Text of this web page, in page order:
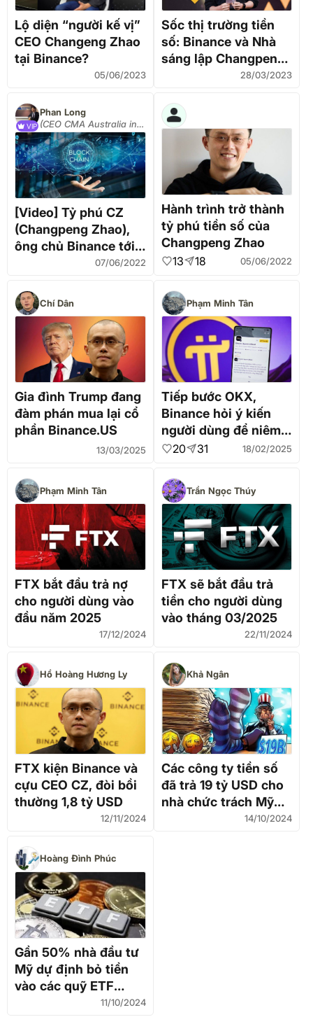
Lộ diện “người kế vị”
CEO Changeng Zhao
tại Binance?
05/06/2023
Sốc thị trường tiền
số: Binance và Nhà
sáng lập Changpeng
Zhao bị khởi kiện, bí
28/03/2023
VIP
Phan Long
(CEO CMA Australia in
Vietnam)
[Video] Tỷ phú CZ
(Changpeng Zhao),
ông chủ Binance tới
Việt Nam gặp gỡ các
báo động đỏ
07/06/2022
Hành trình trở thành
tỷ phú tiền số của
Changpeng Zhao
13 18 05/06/2022
Chí Dân
Gia đình Trump đang
đàm phán mua lại cổ
phần Binance.US
13/03/2025
Phạm Minh Tân
Tiếp bước OKX,
Binance hỏi ý kiến
người dùng để niêm
yết Pi Network
20 31 18/02/2025
Phạm Minh Tân
FTX bắt đầu trả nợ
cho người dùng vào
đầu năm 2025
17/12/2024
Trần Ngọc Thúy
FTX sẽ bắt đầu trả
tiền cho người dùng
vào tháng 03/2025
22/11/2024
Hồ Hoàng Hương Ly
FTX kiện Binance và
cựu CEO CZ, đòi bồi
thường 1,8 tỷ USD
12/11/2024
Khả Ngân
Các công ty tiền số
đã trả 19 tỷ USD cho
nhà chức trách Mỹ
vào năm 202414/10/2024
Hoàng Đình Phúc
Gần 50% nhà đầu tư
Mỹ dự định bỏ tiền
vào các quỹ ETF
11/10/2024